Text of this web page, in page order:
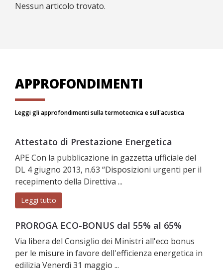
Nessun articolo trovato.
APPROFONDIMENTI
Leggi gli approfondimenti sulla termotecnica e sull'acustica
Attestato di Prestazione Energetica
APE Con la pubblicazione in gazzetta ufficiale del
DL 4 giugno 2013, n.63 “Disposizioni urgenti per il
recepimento della Direttiva ...
Leggi tutto
PROROGA ECO-BONUS dal 55% al 65%
Via libera del Consiglio dei Ministri all'eco bonus
per le misure in favore dell'efficienza energetica in
edilizia Venerdì 31 maggio ...